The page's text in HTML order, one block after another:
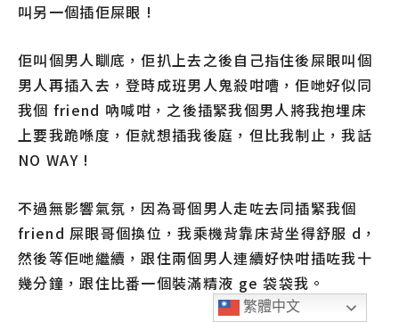
叫另一個插佢屎眼 !
佢叫個男人瞓底，佢扒上去之後自己指住後屎眼叫個
男人再插入去，登時成班男人鬼殺咁嘈，佢哋好似同
我個 friend 吶喊咁，之後插緊我個男人將我抱埋床
上要我跪喺度，佢就想插我後庭，但比我制止，我話
NO WAY !
不過無影響氣氛，因為哥個男人走咗去同插緊我個
friend 屎眼哥個換位，我乘機背靠床背坐得舒服 d，
然後等佢哋繼續，跟住兩個男人連續好快咁插咗我十
幾分鐘，跟住比番一個裝滿精液 ge 袋袋我。
繁體中文